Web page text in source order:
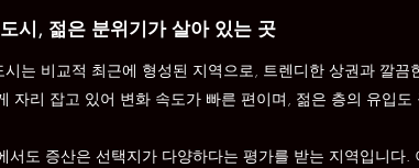
시, 젊은 분위기가 살아 있는 곳
시는 비교적 최근에 형성된 지역으로, 트렌디한 상권과 깔
자리 잡고 있어 변화 속도가 빠른 편이며, 젊은 층의 유입도
서도 증산은 선택지가 다양하다는 평가를 받는 지역입니다